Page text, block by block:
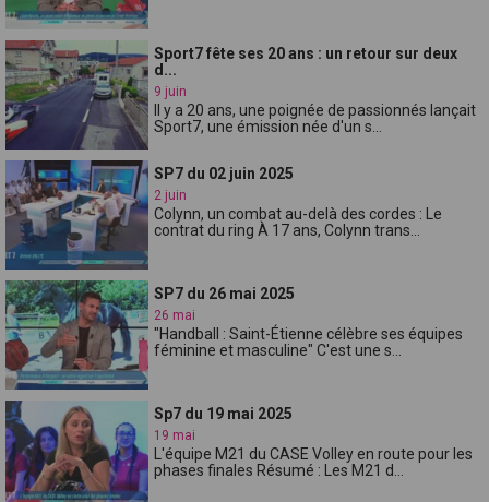
Sport7 fête ses 20 ans : un retour sur deux
d...
9 juin
Il y a 20 ans, une poignée de passionnés lançait
Sport7, une émission née d'un s...
SP7 du 02 juin 2025
2 juin
Colynn, un combat au-delà des cordes : Le
contrat du ring À 17 ans, Colynn trans...
SP7 du 26 mai 2025
26 mai
"Handball : Saint-Étienne célèbre ses équipes
féminine et masculine" C'est une s...
Sp7 du 19 mai 2025
19 mai
L'équipe M21 du CASE Volley en route pour les
phases finales Résumé : Les M21 d...